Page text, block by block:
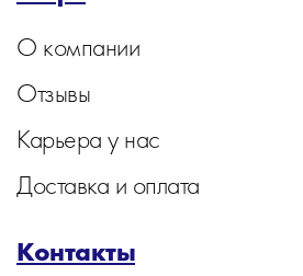
О компании
Отзывы
Карьера у нас
Доставка и оплата
Контакты